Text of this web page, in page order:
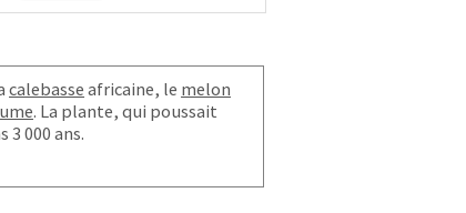
calebasse africaine, le melon
. La plante, qui poussait
3 000 ans.